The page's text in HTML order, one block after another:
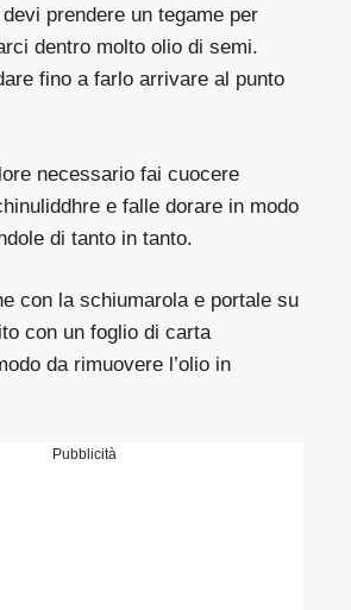
prendere un tegame per
dentro molto olio di semi.
fino a farlo arrivare al punto
necessario fai cuocere
e falle dorare in modo
di tanto in tanto.
con la schiumarola e portale su
con un foglio di carta
da rimuovere l’olio in
Pubblicità